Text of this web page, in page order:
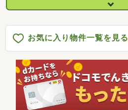
お気に入り物件一覧を見る